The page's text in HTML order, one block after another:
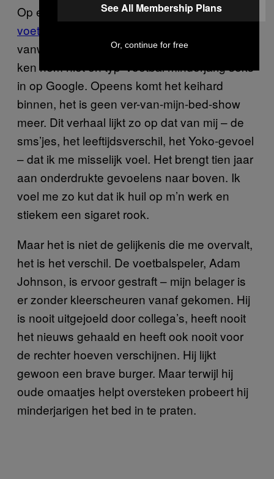
Op een dag heeft mijn vriendje het over
voetballer
vanwege seks met een minderjarig meisje. Ik
ken hem niet en typ ‘voetbal minderjarig seks’
in op Google. Opeens komt het keihard
binnen, het is geen ver-van-mijn-bed-show
meer. Dit verhaal lijkt zo op dat van mij – de
sms’jes, het leeftijdsverschil, het Yoko-gevoel
– dat ik me misselijk voel. Het brengt tien jaar
aan onderdrukte gevoelens naar boven. Ik
voel me zo kut dat ik huil op m’n werk en
stiekem een sigaret rook.
Maar het is niet de gelijkenis die me overvalt,
het is het verschil. De voetbalspeler, Adam
Johnson, is ervoor gestraft – mijn belager is
er zonder kleerscheuren vanaf gekomen. Hij
is nooit uitgejoeld door collega’s, heeft nooit
het nieuws gehaald en heeft ook nooit voor
de rechter hoeven verschijnen. Hij lijkt
gewoon een brave burger. Maar terwijl hij
oude omaatjes helpt oversteken probeert hij
minderjarigen het bed in te praten.
See All Membership Plans
Or, continue for free